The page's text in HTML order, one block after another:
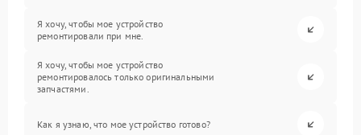
Я хочу, чтобы мое устройство
ремонтировали при мне.
Я хочу, чтобы мое устройство
ремонтировалось только оригинальными
запчастями.
Как я узнаю, что мое устройство готово?